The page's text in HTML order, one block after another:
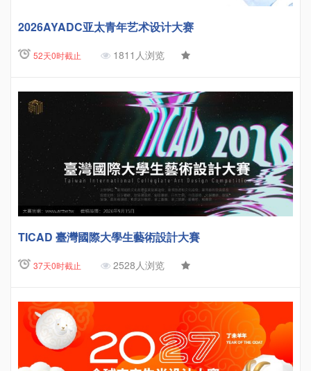
2026AYADC亚太青年艺术设计大赛
52天0时截止 1811人浏览
TICAD 臺灣國際大學生藝術設計大賽
37天0时截止 2528人浏览